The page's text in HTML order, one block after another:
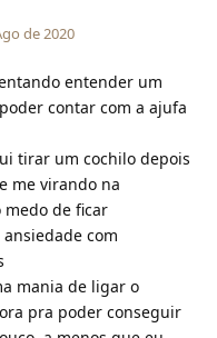
de 2020
entender um
contar com a ajufa
tirar um cochilo depois
me virando na
de ficar
com
mania de ligar o
pra poder conseguir